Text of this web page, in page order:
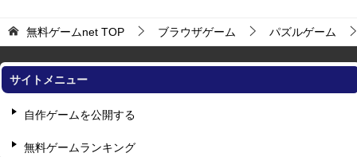
無料ゲームnet TOP ブラウザゲーム パズルゲーム
サイトメニュー
自作ゲームを公開する
無料ゲームランキング